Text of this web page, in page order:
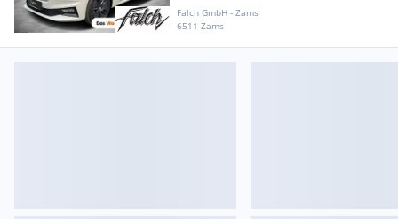
Falch GmbH - Zams
6511 Zams